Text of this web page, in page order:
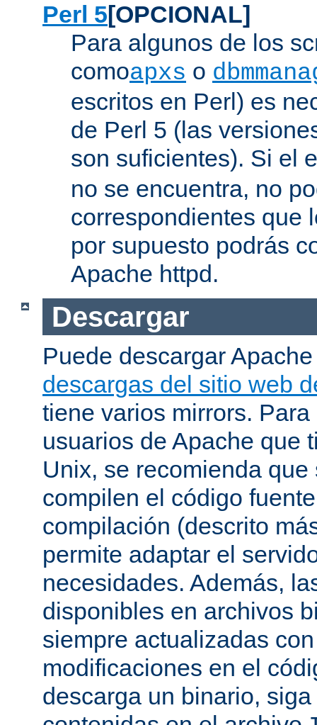
Perl 5[OPCIONAL]
Para algunos de los
comoapxs o
escritos en Perl) es
de Perl 5 (las
son suficientes). Si el
no se encuentra, no
correspondientes que
por supuesto podrás
Apache httpd.
Descargar
Puede descargar
descargas del sitio web
tiene varios mirrors.
usuarios de Apache que
Unix, se recomienda
compilen el código
compilación (descrito
permite adaptar el
necesidades. Además,
disponibles en archivos
siempre actualizadas
modificaciones en el
descarga un binario,